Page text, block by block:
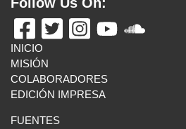
INICIO
MISIÓN
COLABORADORES
EDICIÓN IMPRESA
FUENTES